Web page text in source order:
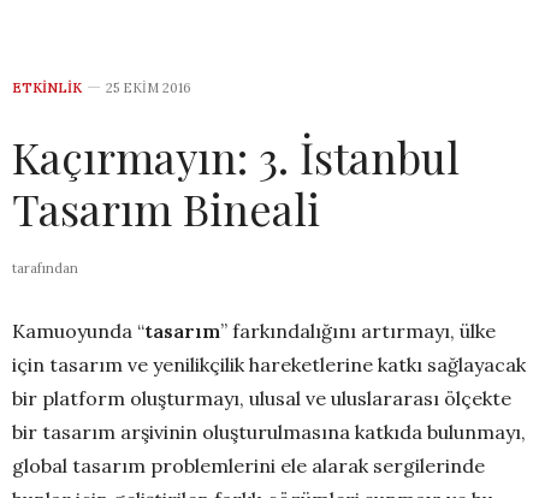
ETKINLIK 25 EKIM 2016
Kaçırmayın: 3. İstanbul
Tasarım Bineali
tarafından
Kamuoyunda “tasarım” farkındalığını artırmayı, ülke
için tasarım ve yenilikçilik hareketlerine katkı sağlayacak
bir platform oluşturmayı, ulusal ve uluslararası ölçekte
bir tasarım arşivinin oluşturulmasına katkıda bulunmayı,
global tasarım problemlerini ele alarak sergilerinde